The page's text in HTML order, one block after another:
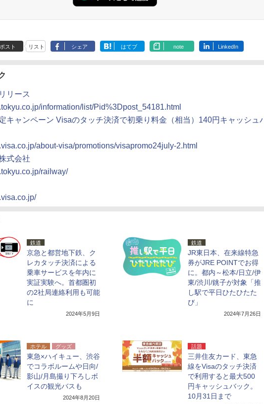
ポスト リスト シェア はてブ note LinkedIn
リース
information/list/Pid%3Dpost_54181.html
キャンペーン Visaのタッチ決済で初乗り料金（相当）140円キャッシュ
about-visa/promotions/visapromo24july-2.html
式会社
railway/
鉄道
京急と都営地下鉄、ク
レカタッチ決済による
乗車サービスを年内に
実証実験へ。首都圏初
の2社局連絡利用も可能
に
2024年5月9日
鉄道
JR東日本、在来線特急
券がJRE POINTでお得
に。都内～松本/日立/伊
東/渋川/銚子が対象「推
し駅で平日ひたひたた
び」
2024年7月26日
ホテル グッズ
東急×ハイキュー、渋谷
でコラボルームや日向/
影山/月島撮り下ろしボ
イスの観光バスも
2024年8月20日
話題
三井住友カード、東急
線をVisaのタッチ決済
で利用すると最大500
円キャッシュバック。
10月31日まで